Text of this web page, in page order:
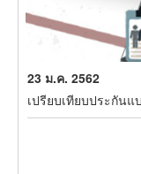
23 ม.ค. 2562
เปรียบเทียบประกันแ